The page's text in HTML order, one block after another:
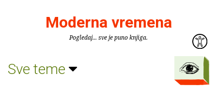
Moderna vremena
Pogledaj... sve je puno knjiga.
Sve teme